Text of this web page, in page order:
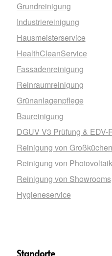
Grundreinigung
Industriereinigung
Hausmeisterservice
HealthCleanService
Fassadenreinigung
Reinraumreinigung
Grünanlagenpflege
Baureinigung
DGUV V3 Prüfung & EDV-
Reinigung von Großküchen
Reinigung von
Reinigung von Showrooms
Hygieneservice